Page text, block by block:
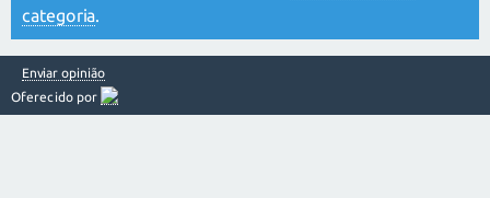
categoria.
Enviar opinião
Oferecido por